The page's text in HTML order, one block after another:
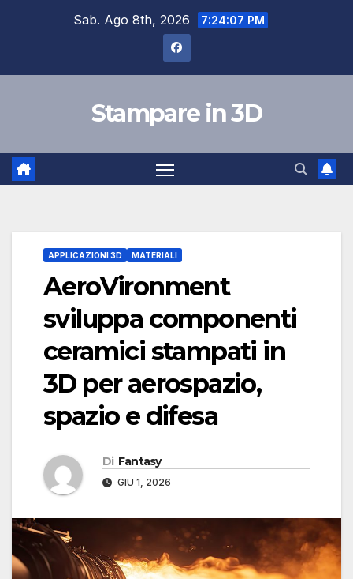
Sab. Ago 8th, 2026 7:24:08 PM
Stampare in 3D
APPLICAZIONI 3D MATERIALI
AeroVironment
sviluppa componenti
ceramici stampati in
3D per aerospazio,
spazio e difesa
Di Fantasy
GIU 1, 2026